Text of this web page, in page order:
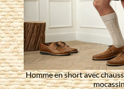
Homme en short avec